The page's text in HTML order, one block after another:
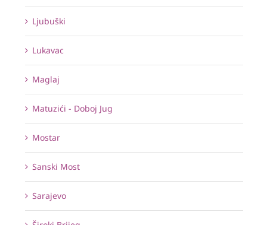
Ljubuški
Lukavac
Maglaj
Matuzići - Doboj Jug
Mostar
Sanski Most
Sarajevo